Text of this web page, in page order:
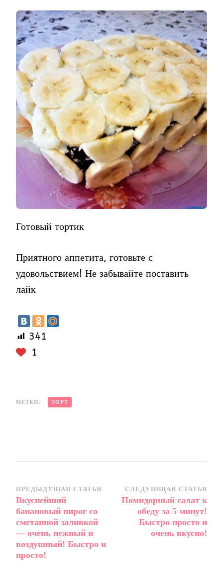
Готовый тортик
Приятного аппетита, готовьте с
удовольствием! Не забывайте поставить
лайк
341
1
МЕТКИ: ТОРТ
Навигация
по
записям
ПРЕДЫДУЩАЯ СТАТЬЯ
Вкуснейший
банановый пирог со
сметанной заливкой
— очень нежный и
воздушный! Быстро и
просто!
СЛЕДУЮЩАЯ СТАТЬЯ
Помидорный салат к
обеду за 5 минут!
Быстро просто и
очень вкусно!